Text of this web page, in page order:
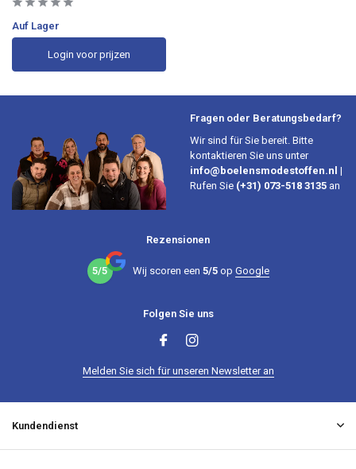
Auf Lager
Login voor prijzen
Fragen oder Beratungsbedarf?
Wir sind für Sie bereit. Bitte
kontaktieren Sie uns unter
info@boelensmodestoffen.nl |
Rufen Sie (+31) 073-518 3135 an
Rezensionen
5/5 Wij scoren een 5/5op Google
Folgen Sie uns
Melden Sie sich für unseren Newsletter an
Kundendienst